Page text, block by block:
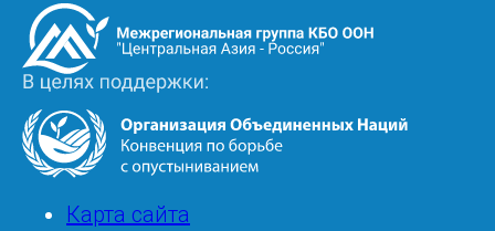
Image
Image
FooterКарта сайта